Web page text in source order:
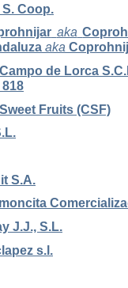
Coop.
aka
aka
de Lorca
818
Fruits (CSF)
S.A.
J.J., S.L.
s.l.